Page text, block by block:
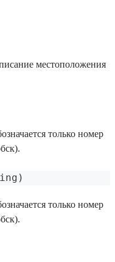
местоположения
только номер
)
только номер